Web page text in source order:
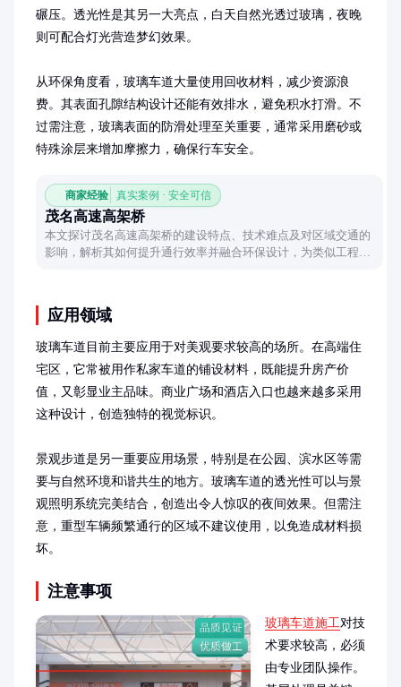
碾压。透光性是其另一大亮点，白天自然光透过玻璃，夜晚
则可配合灯光营造梦幻效果。
从环保角度看，玻璃车道大量使用回收材料，减少资源浪
费。其表面孔隙结构设计还能有效排水，避免积水打滑。不
过需注意，玻璃表面的防滑处理至关重要，通常采用磨砂或
特殊涂层来增加摩擦力，确保行车安全。
商家经验 真实案例 · 安全可信
茂名高速高架桥
本文探讨茂名高速高架桥的建设特点、技术难点及对区域交通的
影响，解析其如何提升通行效率并融合环保设计，为类似工程提
应用领域
玻璃车道目前主要应用于对美观要求较高的场所。在高端住
宅区，它常被用作私家车道的铺设材料，既能提升房产价
值，又彰显业主品味。商业广场和酒店入口也越来越多采用
这种设计，创造独特的视觉标识。
景观步道是另一重要应用场景，特别是在公园、滨水区等需
要与自然环境和谐共生的地方。玻璃车道的透光性可以与景
观照明系统完美结合，创造出令人惊叹的夜间效果。但需注
意，重型车辆频繁通行的区域不建议使用，以免造成材料损
坏。
注意事项
玻璃车道施工对技
术要求较高，必须
由专业团队操作。